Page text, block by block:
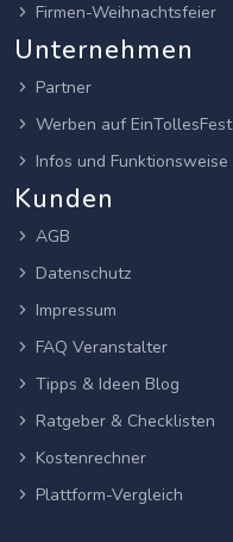
Firmen-Weihnachtsfeier
Unternehmen
Partner
Werben auf EinTollesFest
Infos und Funktionsweise
Kunden
AGB
Datenschutz
Impressum
FAQ Veranstalter
Tipps & Ideen Blog
Ratgeber & Checklisten
Kostenrechner
Plattform-Vergleich